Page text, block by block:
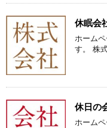
休眠会
ホーム
す。 株
休日の
ホーム